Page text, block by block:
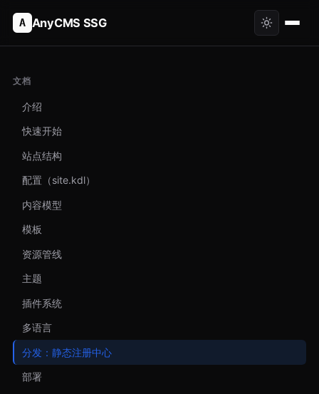
A AnyCMS SSG
文档
介绍
快速开始
站点结构
配置（site.kdl）
内容模型
模板
资源管线
主题
插件系统
多语言
分发：静态注册中心
部署